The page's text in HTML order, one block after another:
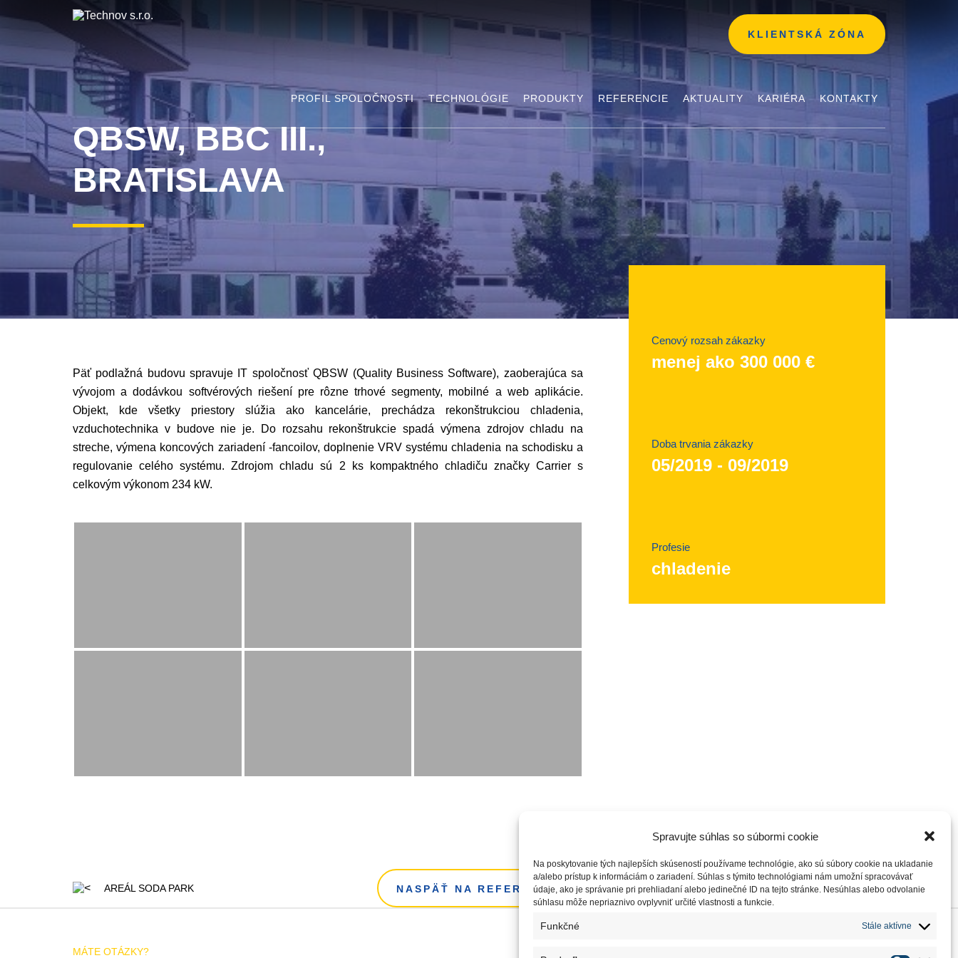
Spravujte súhlas so súbormi cookie
Na poskytovanie tých najlepších skúseností používame technológie, ako sú súbory cookie na ukladanie
a/alebo prístup k informáciám o zariadení. Súhlas s týmito technológiami nám umožní spracovávať
údaje, ako je správanie pri prehliadaní alebo jedinečné ID na tejto stránke. Nesúhlas alebo odvolanie
súhlasu môže nepriaznivo ovplyvniť určité vlastnosti a funkcie.
Funkčné Stále aktívne
KLIENTSKÁ ZÓNA
PROFIL SPOLOČNOSTI TECHNOLÓGIE PRODUKTY REFERENCIE AKTUALITY KARIÉRA KONTAKTY
QBSW, BBC III.,
BRATISLAVA
Cenový rozsah zákazky
menej ako 300 000 €
Doba trvania zákazky
05/2019 - 09/2019
Profesie
chladenie
Päť podlažná budovu spravuje IT spoločnosť QBSW (Quality Business Software), zaoberajúca sa
vývojom a dodávkou softvérových riešení pre rôzne trhové segmenty, mobilné a web aplikácie.
Objekt, kde všetky priestory slúžia ako kancelárie, prechádza rekonštrukciou chladenia,
vzduchotechnika v budove nie je. Do rozsahu rekonštrukcie spadá výmena zdrojov chladu na
streche, výmena koncových zariadení -fancoilov, doplnenie VRV systému chladenia na schodisku a
regulovanie celého systému. Zdrojom chladu sú 2 ks kompaktného chladiču značky Carrier s
celkovým výkonom 234 kW.
AREÁL SODA PARK NASPÄŤ NA REFERENCIE AB VETERNÁ
MÁTE OTÁZKY?